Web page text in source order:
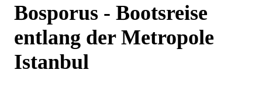
Bosporus - Bootsreise
entlang der Metropole
Istanbul